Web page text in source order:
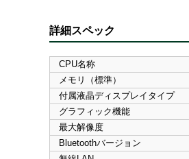
詳細スペック
CPU名称
メモリ（標準）
付属液晶ディスプレイタイプ
グラフィック機能
最大解像度
Bluetoothバージョン